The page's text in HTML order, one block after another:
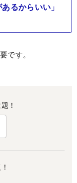
るからいい」
です。
！